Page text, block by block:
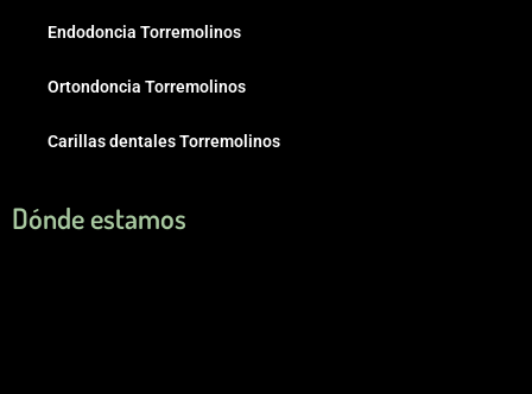
Endodoncia Torremolinos
Ortondoncia Torremolinos
Carillas dentales Torremolinos
Dónde estamos